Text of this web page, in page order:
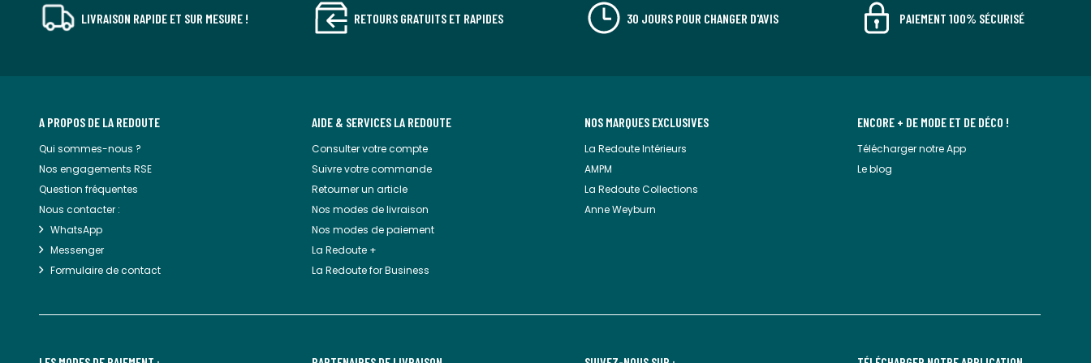
LIVRAISON RAPIDE ET SUR MESURE ! RETOURS GRATUITS ET RAPIDES 30 JOURS POUR CHANGER D'AVIS PAIEMENT 100% SÉCURISÉ
A PROPOS DE LA REDOUTE
Qui sommes-nous ?
Nos engagements RSE
Question fréquentes
Nous contacter :
WhatsApp
Messenger
Formulaire de contact
AIDE & SERVICES LA REDOUTE
Consulter votre compte
Suivre votre commande
Retourner un article
Nos modes de livraison
Nos modes de paiement
La Redoute +
La Redoute for Business
NOS MARQUES EXCLUSIVES
La Redoute Intérieurs
AMPM
La Redoute Collections
Anne Weyburn
ENCORE + DE MODE ET DE DÉCO !
Télécharger notre App
Le blog